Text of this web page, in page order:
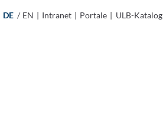
DE / EN | Intranet | Portale | ULB-Katalog